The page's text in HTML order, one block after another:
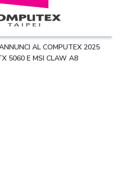
AL COMPUTEX 2025
5060 E MSI CLAW A8